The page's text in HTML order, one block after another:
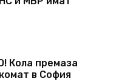
Кола премаза
в София